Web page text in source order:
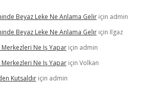
Beyaz Leke Ne Anlama Geliriçin admin
Beyaz Leke Ne Anlama Geliriçin Ilgaz
Merkezleri Ne Iş Yapariçin admin
Merkezleri Ne Iş Yapariçin Volkan
Kutsaldıriçin admin